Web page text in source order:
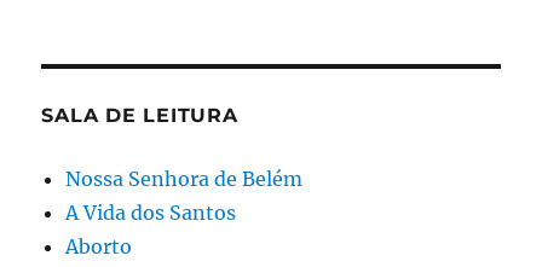
SALA DE LEITURA
Nossa Senhora de Belém
A Vida dos Santos
Aborto